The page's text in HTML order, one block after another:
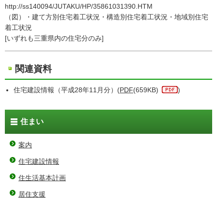
http://ss140094/JUTAKU/HP/35861031390.HTM
（図）・建て方別住宅着工状況・構造別住宅着工状況・地域別住宅
着工状況
[いずれも三重県内の住宅分のみ]
関連資料
住宅建設情報（平成28年11月分）(PDF(659KB) )
住まい
案内
住宅建設情報
住生活基本計画
居住支援